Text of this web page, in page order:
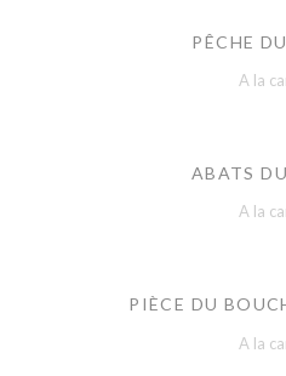
PÊCHE
A la
ABATS
A la
PIÈCE DU
A la